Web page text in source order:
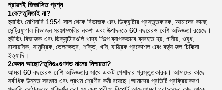
প্রায়শই জিজ্ঞাসিত প্রশ্ন
1কে?তুমিতাই না?
হুয়াডিং মেশিনারি 1954 সাল থেকে বিভাজক এবং ডিক্যান্টার প্রস্তুতকারক, আমাদের কাছে
সেন্ট্রিফুগাল বিভাজন সরঞ্জামগুলির নকশা এবং উত্পাদনতে 60 বছরেরও বেশি অভিজ্ঞতা রয়েছে।
হুইডিং বিভাজক এবং ডিক্যান্টারগুলি খাদ্য শিল্পে ব্যাপকভাবে ব্যবহৃত হয়, পানীয়, ওষুধ,
রাসায়নিক, সামুদ্রিক, তেলক্ষেত্র, শক্তি, খনি, যান্ত্রিক প্রকৌশল এবং বর্জ্য জল চিকিত্সা
ইত্যাদি।
2কেমন আছো?তুমিগুaগুণগত মানের নিশ্চয়তা?
আমরা 60 বছরেরও বেশি অভিজ্ঞতার সাথে একটি পেশাদার প্রস্তুতকারক। আমাদের কাছে
সর্বাধিক উন্নত সরঞ্জাম এবং প্রথম শ্রেণীর কর্মী রয়েছে।আমাদের প্রতিটি প্রক্রিয়াকরণ